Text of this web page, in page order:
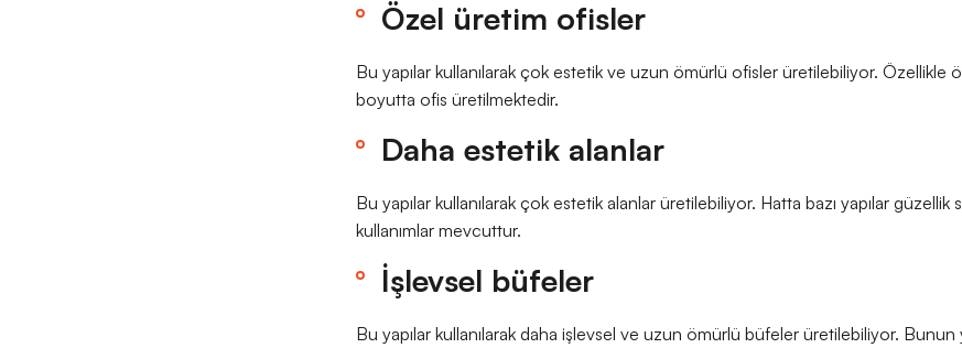
Özel üretim ofisler
Bu yapılar kullanılarak çok estetik ve uzun ömürlü ofisler üretilebiliyor. Özellikle
boyutta ofis üretilmektedir.
Daha estetik alanlar
Bu yapılar kullanılarak çok estetik alanlar üretilebiliyor. Hatta bazı yapılar
kullanımlar mevcuttur.
İşlevsel büfeler
Bu yapılar kullanılarak daha işlevsel ve uzun ömürlü büfeler üretilebiliyor. Bunun